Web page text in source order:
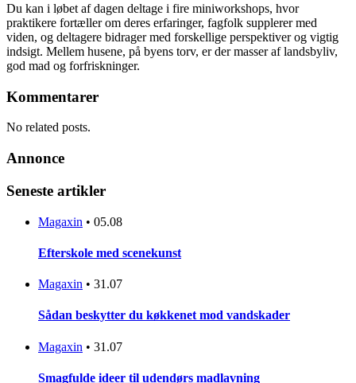
Du kan i løbet af dagen deltage i fire miniworkshops, hvor
praktikere fortæller om deres erfaringer, fagfolk supplerer med
viden, og deltagere bidrager med forskellige perspektiver og vigtig
indsigt. Mellem husene, på byens torv, er der masser af landsbyliv,
god mad og forfriskninger.
Kommentarer
No related posts.
Annonce
Seneste artikler
Magaxin • 05.08
Efterskole med scenekunst
Magaxin • 31.07
Sådan beskytter du køkkenet mod vandskader
Magaxin • 31.07
Smagfulde ideer til udendørs madlavning